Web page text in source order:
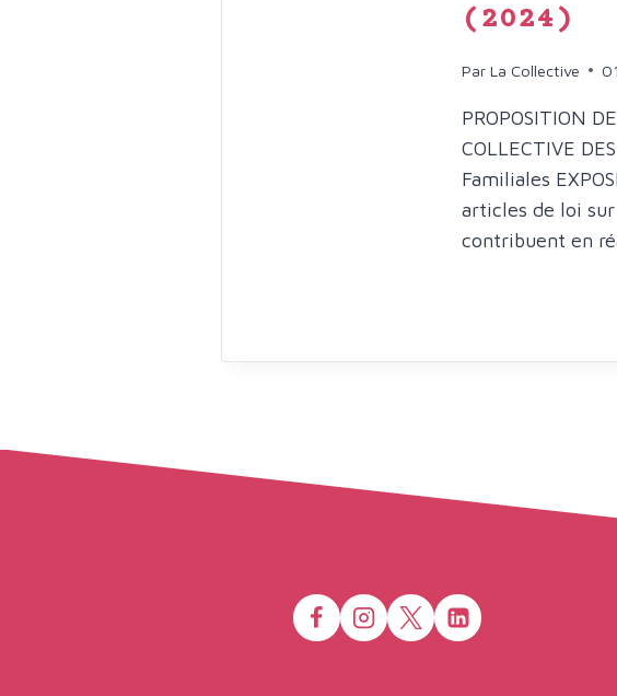
(2024)
Par La Collective
PROPOSITION
COLLECTIVE
Familiales
articles de loi
contribuent en